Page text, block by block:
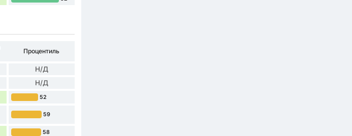
Процентиль
Н/Д
Н/Д
52
59
58